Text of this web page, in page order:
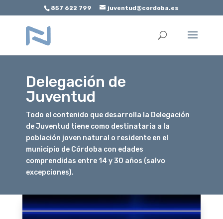
Abrir barra de herramientas
857 622 799 juventud@cordoba.es
Delegación de
Juventud
Todo el contenido que desarrolla la Delegación
de Juventud tiene como destinataria a la
población joven natural o residente en el
municipio de Córdoba con edades
comprendidas entre 14 y 30 años (salvo
excepciones).